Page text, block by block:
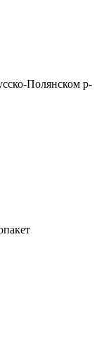
Полянском р-